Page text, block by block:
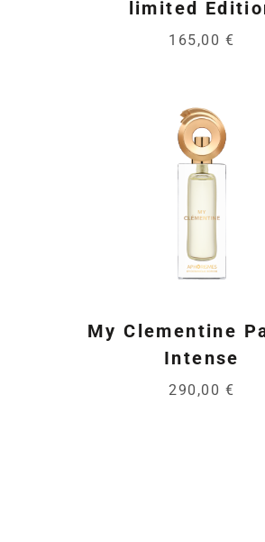
limited
165,00 €
My Clementine
Intense
290,00 €